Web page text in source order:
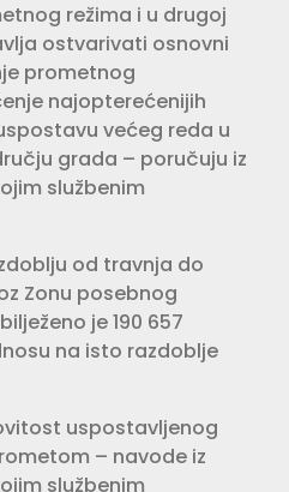
režima i u drugoj
ostvarivati osnovni
prometnog
najopterećenijih
većeg reda u
grada – poručuju iz
službenim
od travnja do
Zonu posebnog
je 190 657
na isto razdoblje
uspostavljenog
– navode iz
službenim